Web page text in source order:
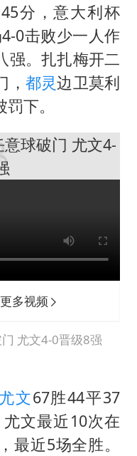
女子利用漏洞0元薅走3000多件家电
幅跳涨
与27岁模特的恋情
干部带头休假
铁吐血女孩
实干挑大梁
分，意大利杯
0击败少一人作
强。扎扎梅开二
， 都灵边卫莫利
下。
多视频
尤文4-0晋级8强
尤文67胜44平37
文最近10次在
最近5场全胜。